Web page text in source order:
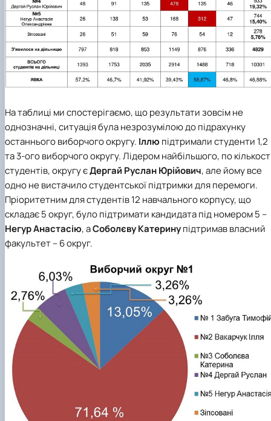
На таблиці ми спостерігаємо, що результати зовсім не
однозначні, ситуація була незрозумілою до підрахунку
останнього виборчого округу. Іллюпідтримали студенти 1,2
та 3-ого виборчого округу. Лідером найбільшого, по
студентів, округу єДергай Руслан Юрійович, але йому все
одно не вистачило студентської підтримки для перемоги.
Пріоритетним для студентів 12 навчального корпусу, що
складає 5 округ, було підтримати кандидата під номером 5 –
Негур Анастасію, аСоболєву Катеринупідтримав власний
факультет – 6 округ.